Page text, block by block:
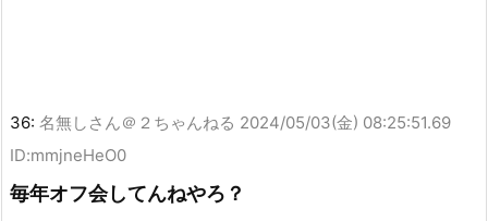
36: 名無しさん＠２ちゃんねる 2024/05/03(金) 08:25:51.69
ID:mmjneHeO0
毎年オフ会してんねやろ？